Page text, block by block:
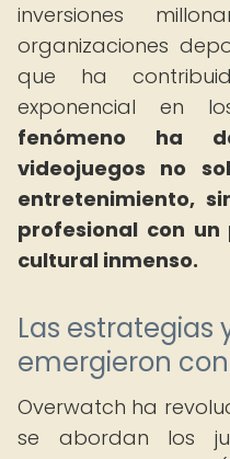
inversiones
organizaciones
que ha
exponencial en
fenómeno ha
videojuegos no
entretenimiento,
profesional con
cultural inmenso.
Las estrategias
emergieron
Overwatch ha
se abordan los